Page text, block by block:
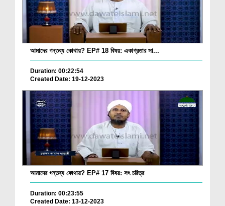
আমাদের গন্তব্য কোথায়? EP# 18 বিষয়: একাগ্রতার সা...
Duration: 00:22:54
Created Date: 19-12-2023
আমাদের গন্তব্য কোথায়? EP# 17 বিষয়: সৎ চরিত্র
Duration: 00:23:55
Created Date: 13-12-2023